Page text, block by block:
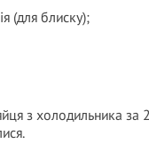
(для блиску);
з холодильника